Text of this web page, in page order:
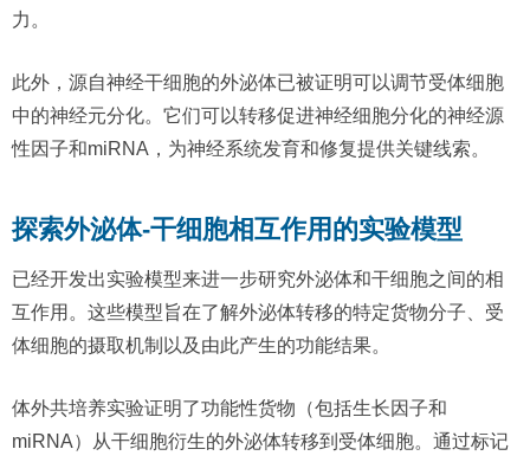
力。
此外，源自神经干细胞的外泌体已被证明可以调节受体细胞
中的神经元分化。它们可以转移促进神经细胞分化的神经源
性因子和miRNA，为神经系统发育和修复提供关键线索。
探索外泌体-干细胞相互作用的实验模型
已经开发出实验模型来进一步研究外泌体和干细胞之间的相
互作用。这些模型旨在了解外泌体转移的特定货物分子、受
体细胞的摄取机制以及由此产生的功能结果。
体外共培养实验证明了功能性货物（包括生长因子和
miRNA）从干细胞衍生的外泌体转移到受体细胞。通过标记